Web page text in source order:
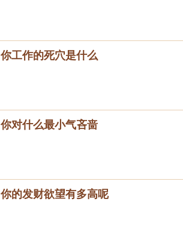
你工作的死穴是什么
你对什么最小气吝啬
你的发财欲望有多高呢